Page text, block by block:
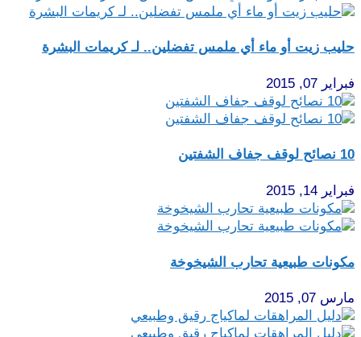
حليب زيت أو ماء أي ملمس تفضلين.. لـ كريمات البشرة
فبراير 07, 2015
10 نصائح لوقف جفاف الشفتين
فبراير 14, 2015
مكونات طبيعية تحارب الشيخوخة
مارس 07, 2015